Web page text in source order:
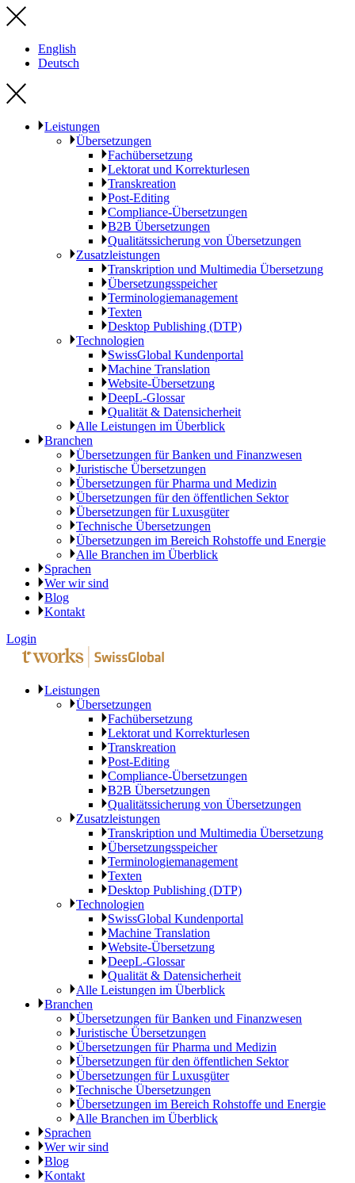
English
Deutsch
Leistungen
Übersetzungen
Fachübersetzung
Lektorat und Korrekturlesen
Transkreation
Post-Editing
Compliance-Übersetzungen
B2B Übersetzungen
Qualitätssicherung von Übersetzungen
Zusatzleistungen
Transkription und Multimedia Übersetzung
Übersetzungsspeicher
Terminologiemanagement
Texten
Desktop Publishing (DTP)
Technologien
SwissGlobal Kundenportal
Machine Translation
Website-Übersetzung
DeepL-Glossar
Qualität & Datensicherheit
Alle Leistungen im Überblick
Branchen
Übersetzungen für Banken und Finanzwesen
Juristische Übersetzungen
Übersetzungen für Pharma und Medizin
Übersetzungen für den öffentlichen Sektor
Übersetzungen für Luxusgüter
Technische Übersetzungen
Übersetzungen im Bereich Rohstoffe und Energie
Alle Branchen im Überblick
Sprachen
Wer wir sind
Blog
Kontakt
Login
Leistungen
Übersetzungen
Fachübersetzung
Lektorat und Korrekturlesen
Transkreation
Post-Editing
Compliance-Übersetzungen
B2B Übersetzungen
Qualitätssicherung von Übersetzungen
Zusatzleistungen
Transkription und Multimedia Übersetzung
Übersetzungsspeicher
Terminologiemanagement
Texten
Desktop Publishing (DTP)
Technologien
SwissGlobal Kundenportal
Machine Translation
Website-Übersetzung
DeepL-Glossar
Qualität & Datensicherheit
Alle Leistungen im Überblick
Branchen
Übersetzungen für Banken und Finanzwesen
Juristische Übersetzungen
Übersetzungen für Pharma und Medizin
Übersetzungen für den öffentlichen Sektor
Übersetzungen für Luxusgüter
Technische Übersetzungen
Übersetzungen im Bereich Rohstoffe und Energie
Alle Branchen im Überblick
Sprachen
Wer wir sind
Blog
Kontakt